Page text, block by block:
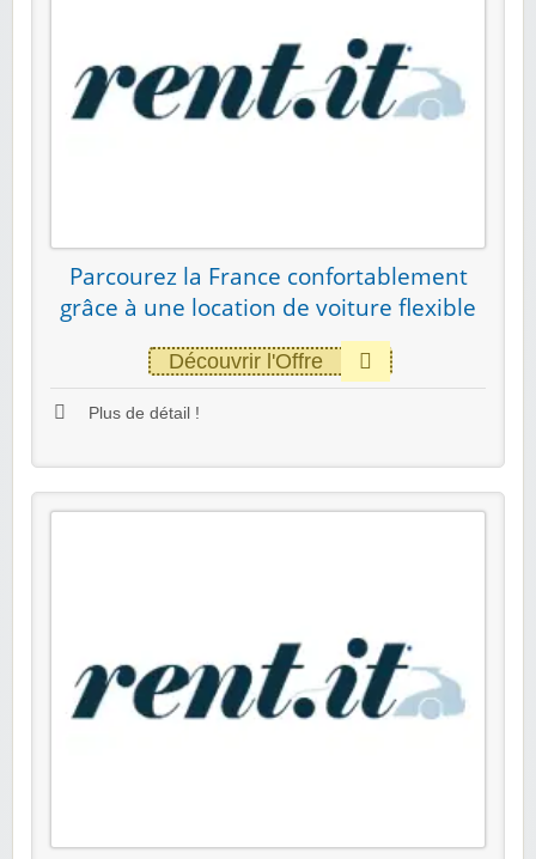
Parcourez la France confortablement
grâce à une location de voiture flexible
Découvrir l'Offre
Plus de détail !